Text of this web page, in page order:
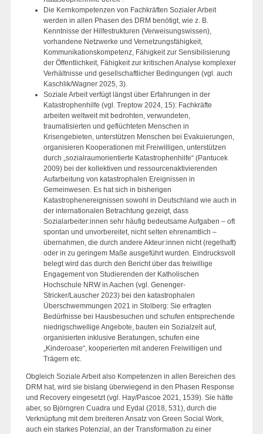
Die Kernkompetenzen von Fachkräften Sozialer Arbeit
werden in allen Phasen des DRM benötigt, wie z. B.
Kenntnisse der Hilfestrukturen (Verweisungswissen),
vorhandene Netzwerke und Vernetzungsfähigkeit,
Kommunikationskompetenz, Fähigkeit zur Sensibilisierung
der Öffentlichkeit, Fähigkeit zur kritischen Analyse komplexer
Verhältnisse und gesellschaftlicher Bedingungen (vgl. auch
Kaschlik/Wagner 2025, 3).
Soziale Arbeit verfügt längst über Erfahrungen in der
Katastrophenhilfe (vgl. Treptow 2024, 15): Fachkräfte
arbeiten weltweit mit bedrohten, verwundeten,
traumatisierten und geflüchteten Menschen in
Krisengebieten, unterstützen Menschen bei Evakuierungen,
organisieren Kooperationen mit Freiwilligen, unterstützen
durch „sozialraumorientierte Katastrophenhilfe“ (Pantucek
2009) bei der kollektiven und ressourcenaktivierenden
Aufarbeitung von katastrophalen Ereignissen in
Gemeinwesen. Es hat sich in bisherigen
Katastrophenereignissen sowohl in Deutschland wie auch in
der internationalen Betrachtung gezeigt, dass
Sozialarbeiter:innen sehr häufig bedeutsame Aufgaben – oft
spontan und unvorbereitet, nicht selten ehrenamtlich –
übernahmen, die durch andere Akteur:innen nicht (regelhaft)
oder in zu geringem Maße ausgeführt wurden. Eindrucksvoll
belegt wird das durch den Bericht über das freiwillige
Engagement von Studierenden der Katholischen
Hochschule NRW in Aachen (vgl. Genenger-
Stricker/Lauscher 2023) bei den katastrophalen
Überschwemmungen 2021 in Stolberg: Sie erfragten
Bedürfnisse bei Hausbesuchen und schufen entsprechende
niedrigschwellige Angebote, bauten ein Sozialzelt auf,
organisierten inklusive Beratungen, schufen eine
„Kinderoase“, kooperierten mit anderen Freiwilligen und
Trägern etc.
Obgleich Soziale Arbeit also Kompetenzen in allen Bereichen des
DRM hat, wird sie bislang überwiegend in den Phasen Response
und Recovery eingesetzt (vgl. Hay/Pascoe 2021, 1539). Sie hätte
aber, so Björngren Cuadra und Eydal (2018, 531), durch die
Verknüpfung mit dem breiteren Ansatz von Green Social Work,
auch ein starkes Potenzial, an der Transformation zu einer